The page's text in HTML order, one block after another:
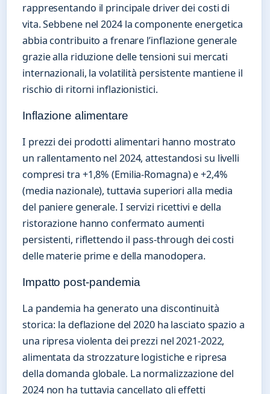
rappresentando il principale driver dei costi di
vita. Sebbene nel 2024 la componente energetica
abbia contribuito a frenare l’inflazione generale
grazie alla riduzione delle tensioni sui mercati
internazionali, la volatilità persistente mantiene il
rischio di ritorni inflazionistici.
Inflazione alimentare
I prezzi dei prodotti alimentari hanno mostrato
un rallentamento nel 2024, attestandosi su livelli
compresi tra +1,8% (Emilia-Romagna) e +2,4%
(media nazionale), tuttavia superiori alla media
del paniere generale. I servizi ricettivi e della
ristorazione hanno confermato aumenti
persistenti, riflettendo il pass-through dei costi
delle materie prime e della manodopera.
Impatto post-pandemia
La pandemia ha generato una discontinuità
storica: la deflazione del 2020 ha lasciato spazio a
una ripresa violenta dei prezzi nel 2021-2022,
alimentata da strozzature logistiche e ripresa
della domanda globale. La normalizzazione del
2024 non ha tuttavia cancellato gli effetti